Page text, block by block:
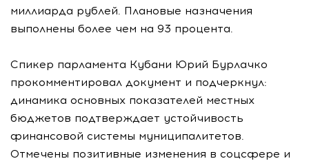
миллиарда рублей. Плановые назначения
выполнены более чем на 93 процента.
Спикер парламента Кубани Юрий Бурлачко
прокомментировал документ и подчеркнул:
динамика основных показателей местных
бюджетов подтверждает устойчивость
финансовой системы муниципалитетов.
Отмечены позитивные изменения в соцсфере и